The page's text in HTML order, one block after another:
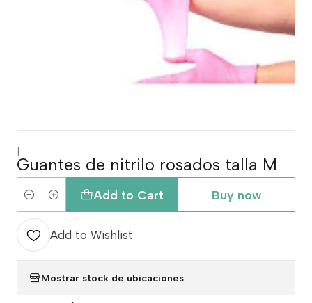
Guantes de nitrilo rosados talla M
Quantity
Add to Cart Buy now
Add to Wishlist
Mostrar stock de ubicaciones